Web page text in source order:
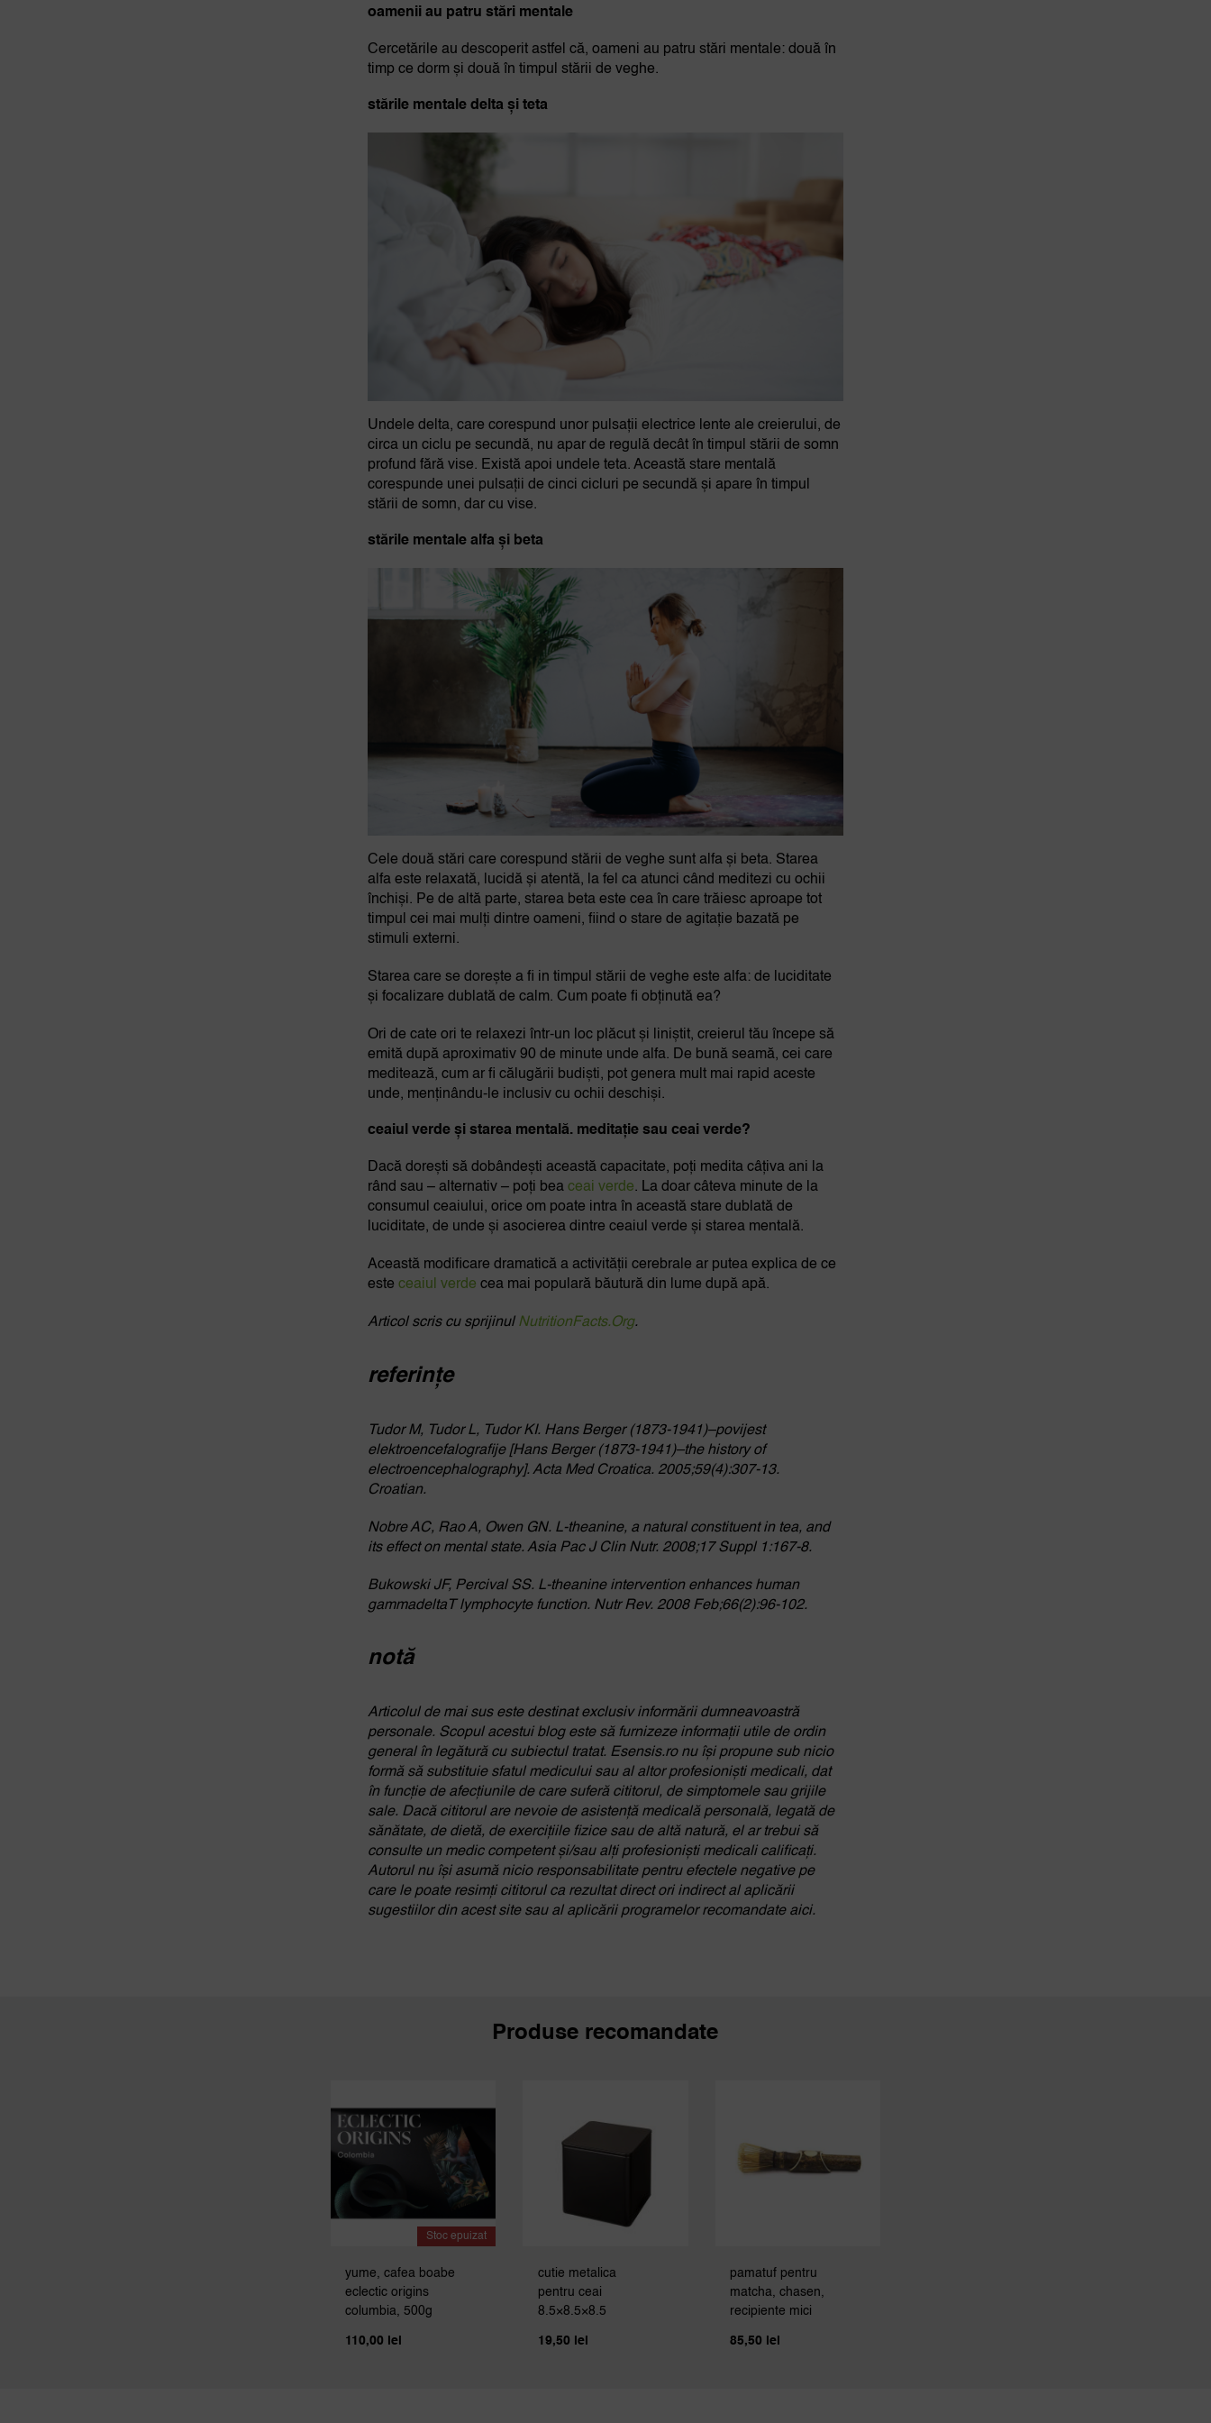
oamenii au patru stări mentale
Cercetările au descoperit astfel că, oameni au patru stări mentale: două în
timp ce dorm și două în timpul stării de veghe.
stările mentale delta și teta
Undele delta, care corespund unor pulsații electrice lente ale creierului, de
circa un ciclu pe secundă, nu apar de regulă decât în timpul stării de somn
profund fără vise. Există apoi undele teta. Această stare mentală
corespunde unei pulsații de cinci cicluri pe secundă și apare în timpul
stării de somn, dar cu vise.
stările mentale alfa și beta
Cele două stări care corespund stării de veghe sunt alfa și beta. Starea
alfa este relaxată, lucidă și atentă, la fel ca atunci când meditezi cu ochii
închiși. Pe de altă parte, starea beta este cea în care trăiesc aproape tot
timpul cei mai mulți dintre oameni, fiind o stare de agitație bazată pe
stimuli externi.
Starea care se dorește a fi in timpul stării de veghe este alfa: de luciditate
și focalizare dublată de calm. Cum poate fi obținută ea?
Ori de cate ori te relaxezi într-un loc plăcut și liniștit, creierul tău începe să
emită după aproximativ 90 de minute unde alfa. De bună seamă, cei care
meditează, cum ar fi călugării budiști, pot genera mult mai rapid aceste
unde, menținându-le inclusiv cu ochii deschiși.
ceaiul verde și starea mentală. meditație sau ceai verde?
Dacă dorești să dobândești această capacitate, poți medita câțiva ani la
rând sau – alternativ – poți beaceai verde. La doar câteva minute de la
consumul ceaiului, orice om poate intra în această stare dublată de
luciditate, de unde și asocierea dintre ceaiul verde și starea mentală.
Această modificare dramatică a activității cerebrale ar putea explica de ce
esteceaiul verde cea mai populară băutură din lume după apă.
Articol scris cu sprijinul NutritionFacts.Org.
referințe
Tudor M, Tudor L, Tudor KI. Hans Berger (1873-1941)–povijest
elektroencefalografije [Hans Berger (1873-1941)–the history of
electroencephalography]. Acta Med Croatica. 2005;59(4):307-13.
Croatian.
Nobre AC, Rao A, Owen GN. L-theanine, a natural constituent in tea, and
its effect on mental state. Asia Pac J Clin Nutr. 2008;17 Suppl 1:167-8.
Bukowski JF, Percival SS. L-theanine intervention enhances human
gammadeltaT lymphocyte function. Nutr Rev. 2008 Feb;66(2):96-102.
notă
Articolul de mai sus este destinat exclusiv informării dumneavoastră
personale. Scopul acestui blog este să furnizeze informații utile de ordin
general în legătură cu subiectul tratat. Esensis.ro nu își propune sub nicio
formă să substituie sfatul medicului sau al altor profesioniști medicali, dat
în funcție de afecțiunile de care suferă cititorul, de simptomele sau grijile
sale. Dacă cititorul are nevoie de asistență medicală personală, legată de
sănătate, de dietă, de exercițiile fizice sau de altă natură, el ar trebui să
consulte un medic competent și/sau alți profesioniști medicali calificați.
Autorul nu își asumă nicio responsabilitate pentru efectele negative pe
care le poate resimți cititorul ca rezultat direct ori indirect al aplicării
sugestiilor din acest site sau al aplicării programelor recomandate aici.
Produse recomandate
Stoc epuizat
yume, cafea boabe
eclectic origins
columbia, 500g
110,00 lei
cutie metalica
pentru ceai
8.5×8.5×8.5
19,50 lei
pamatuf pentru
matcha, chasen,
recipiente mici
85,50 lei